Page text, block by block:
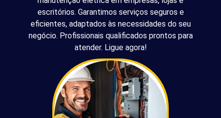
escritórios. Garantimos serviços seguros e
eficientes, adaptados às necessidades do seu
negócio. Profissionais qualificados prontos para
atender. Ligue agora!